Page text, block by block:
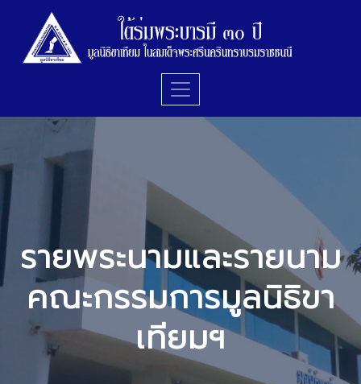
รายพระนามและรายนาม
คณะกรรมการมูลนิธิขา
เทียมฯ